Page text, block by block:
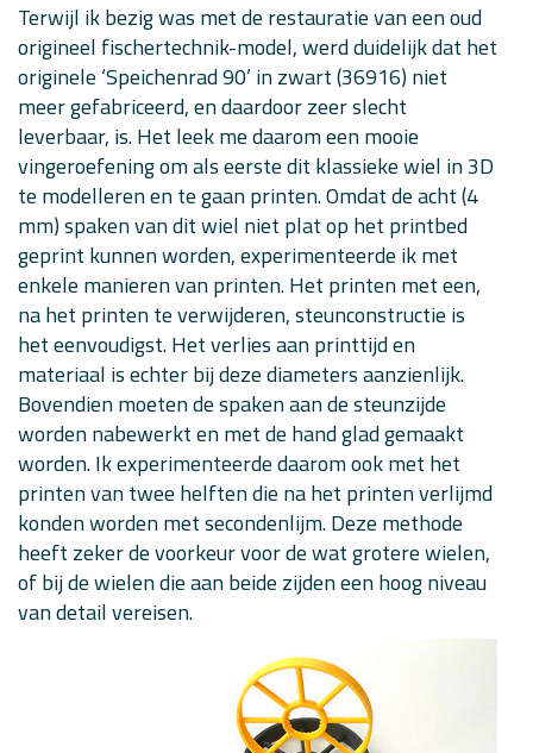
Terwijl ik bezig was met de restauratie van een oud
origineel fischertechnik-model, werd duidelijk dat het
originele ‘Speichenrad 90’ in zwart (36916) niet
meer gefabriceerd, en daardoor zeer slecht
leverbaar, is. Het leek me daarom een mooie
vingeroefening om als eerste dit klassieke wiel in 3D
te modelleren en te gaan printen. Omdat de acht (4
mm) spaken van dit wiel niet plat op het printbed
geprint kunnen worden, experimenteerde ik met
enkele manieren van printen. Het printen met een,
na het printen te verwijderen, steunconstructie is
het eenvoudigst. Het verlies aan printtijd en
materiaal is echter bij deze diameters aanzienlijk.
Bovendien moeten de spaken aan de steunzijde
worden nabewerkt en met de hand glad gemaakt
worden. Ik experimenteerde daarom ook met het
printen van twee helften die na het printen verlijmd
konden worden met secondenlijm. Deze methode
heeft zeker de voorkeur voor de wat grotere wielen,
of bij de wielen die aan beide zijden een hoog niveau
van detail vereisen.